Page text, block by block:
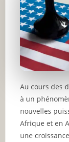
Au cours des
à un
nouvelles
Afrique et en
une